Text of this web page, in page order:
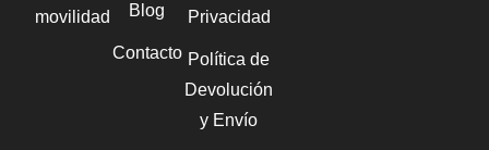
movilidad
Blog
Contacto
Privacidad
Política de
Devolución
y Envío